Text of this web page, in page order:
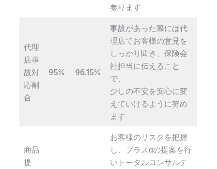
参ります
代理
店事
故対
応割
合
95% 96.15%
事故があった際には代
理店でお客様の意見を
しっかり聞き、保険会
社担当に伝えること
で、
少しの不安を安心に変
えていけるように努め
ます
商品
提
お客様のリスクを把握
し、プラスαの提案を行
いトータルコンサルテ